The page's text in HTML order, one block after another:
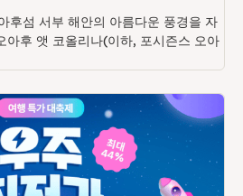
후섬 서부 해안의 아름다운 풍경을 자
아후 앳 코올리나(이하, 포시즌스 오아